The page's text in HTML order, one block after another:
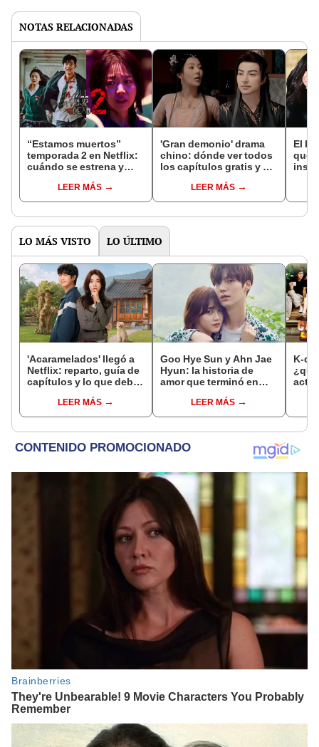
NOTAS RELACIONADAS
“Estamos muertos”
temporada 2 en Netflix:
cuándo se estrena y
temporadaLEER MÁS
'Gran demonio' drama
chino: dónde ver todos
los capítulos gratis y en
LEER MÁS
El k-
que
LO MÁS VISTO LO ÚLTIMO
'Acaramelados' llegó a
Netflix: reparto, guía de
capítulos y lo que debes
coreanaLEER MÁS
Goo Hye Sun y Ahn Jae
Hyun: la historia de
amor que terminó en
LEER MÁS
K-